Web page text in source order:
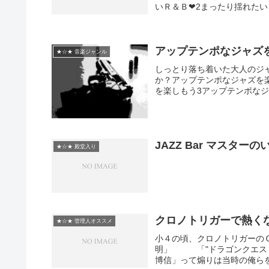
いＲ＆Ｂ❤2まったり揺れた
★☆★ 音楽ジャンル アップテンポなジャズ
しっとり落ち着いた大人の
か？アップテンポなジャズを
を楽しもう3アップテンポな
★☆★ 殿堂入り JAZZ Bar マスターの
★☆★ 管理人オススメ クロノトリガーで熱く
小４の頃、クロノトリガーの
明」 「"ドラゴンクエ
博信」って煽りは当時の俺ら